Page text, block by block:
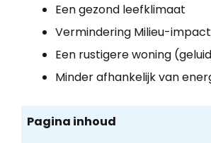
Een gezond leefklimaat
Vermindering Milieu-impact
Een rustigere woning
Minder afhankelijk van
Pagina inhoud